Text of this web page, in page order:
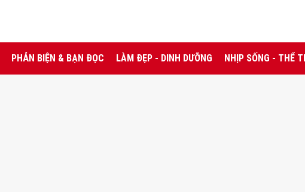
PHẢN BIỆN & BẠN ĐỌC LÀM ĐẸP - DINH DƯỠNG NHỊP SỐNG - THỂ